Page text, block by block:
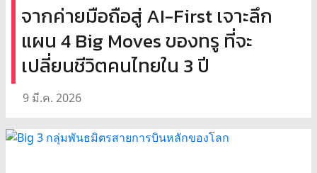
จากค่ายมือถือสู่ AI-First เจาะลึก
แผน 4 Big Moves ของทรู ที่จะ
เปลี่ยนชีวิตคนไทยใน 3 ปี
9 มี.ค. 2026